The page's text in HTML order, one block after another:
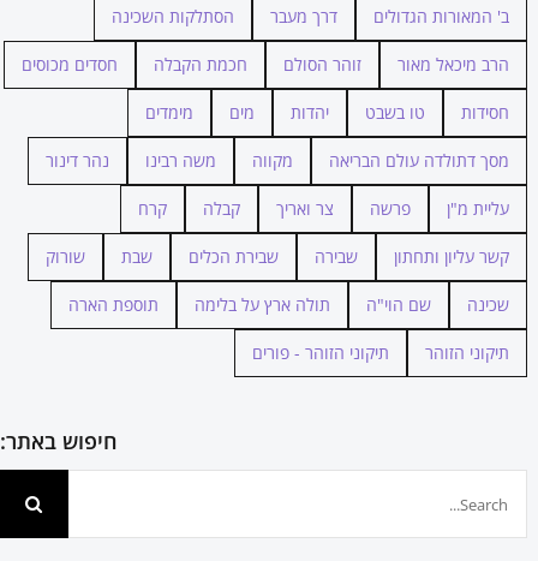
ב' המאורות הגדולים דרך מעבר הסתלקות השכינה
הרב מיכאל מאור זוהר הסולם חכמת הקבלה חסדים מכוסים
חסידות טו בשבט יהדות מים מימדים
מסך דתולדה עולם הבריאה מקווה משה רבינו נהר דינור
עליית מ"ן פרשה צר ואריך קבלה קרח
קשר עליון ותחתון שבירה שבירת הכלים שבת שורוק
שכינה שם הוי"ה תולה ארץ על בלימה תוספת הארה
תיקוני הזוהר תיקוני הזוהר - פורים
חיפוש באתר: